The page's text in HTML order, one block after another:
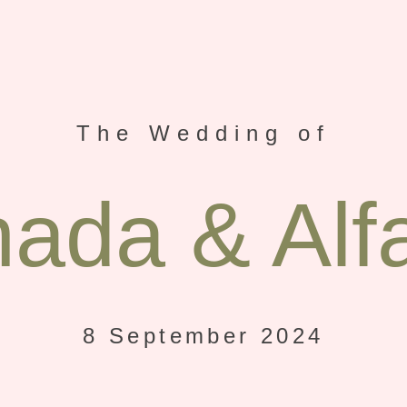
The Wedding of
&
8 September 2024